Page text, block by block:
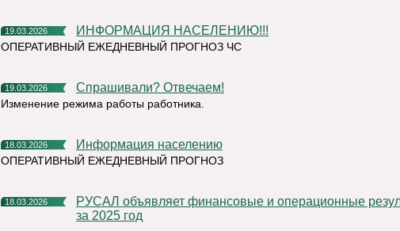
19.03.2026 ИНФОРМАЦИЯ НАСЕЛЕНИЮ!!!
ОПЕРАТИВНЫЙ ЕЖЕДНЕВНЫЙ ПРОГНОЗ ЧС
19.03.2026 Спрашивали? Отвечаем!
Изменение режима работы работника.
18.03.2026 Информация населению
ОПЕРАТИВНЫЙ ЕЖЕДНЕВНЫЙ ПРОГНОЗ
18.03.2026
РУСАЛ объявляет финансовые и операционные результаты
за 2025 год